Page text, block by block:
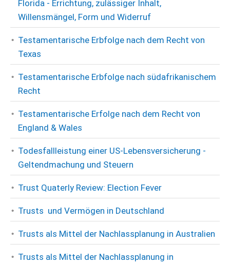
Florida - Errichtung, zulässiger Inhalt,
Willensmängel, Form und Widerruf
Testamentarische Erbfolge nach dem Recht von
Texas
Testamentarische Erbfolge nach südafrikanischem
Recht
Testamentarische Erfolge nach dem Recht von
England & Wales
Todesfallleistung einer US-Lebensversicherung -
Geltendmachung und Steuern
Trust Quaterly Review: Election Fever
Trusts und Vermögen in Deutschland
Trusts als Mittel der Nachlassplanung in Australien
Trusts als Mittel der Nachlassplanung in